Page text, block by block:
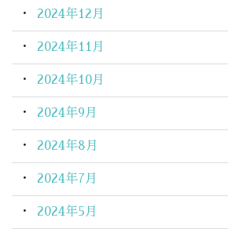
2024年12月
2024年11月
2024年10月
2024年9月
2024年8月
2024年7月
2024年5月